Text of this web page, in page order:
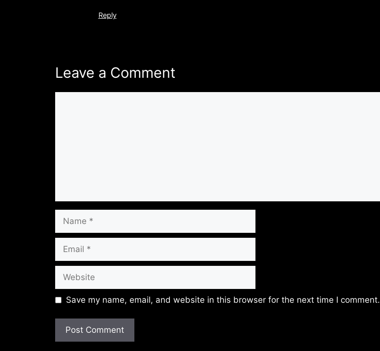
Reply
Leave a Comment
Save my name, email, and website in this browser for the next time I comment.